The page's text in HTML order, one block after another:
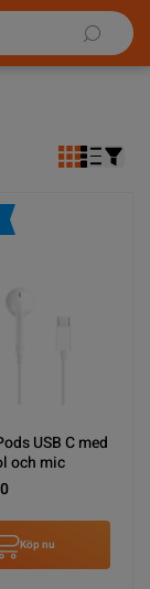
USB C med
och mic
Köp nu